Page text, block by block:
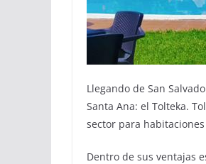
Llegando de San
Santa Ana: el Tolteka.
sector para
Dentro de sus ventajas